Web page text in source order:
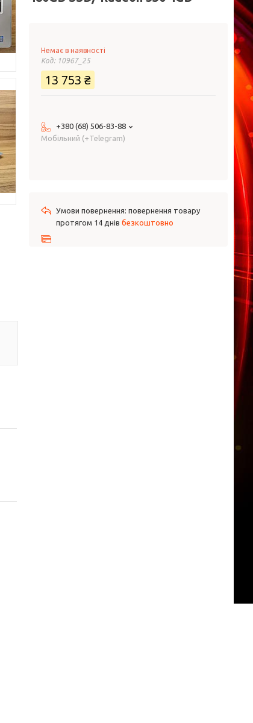
Немає в наявності
Код: 10967_25
13 753 ₴
+380 (68) 506-83-88
Мобільний (+Telegram)
повернення товару
протягом 14 днів безкоштовно